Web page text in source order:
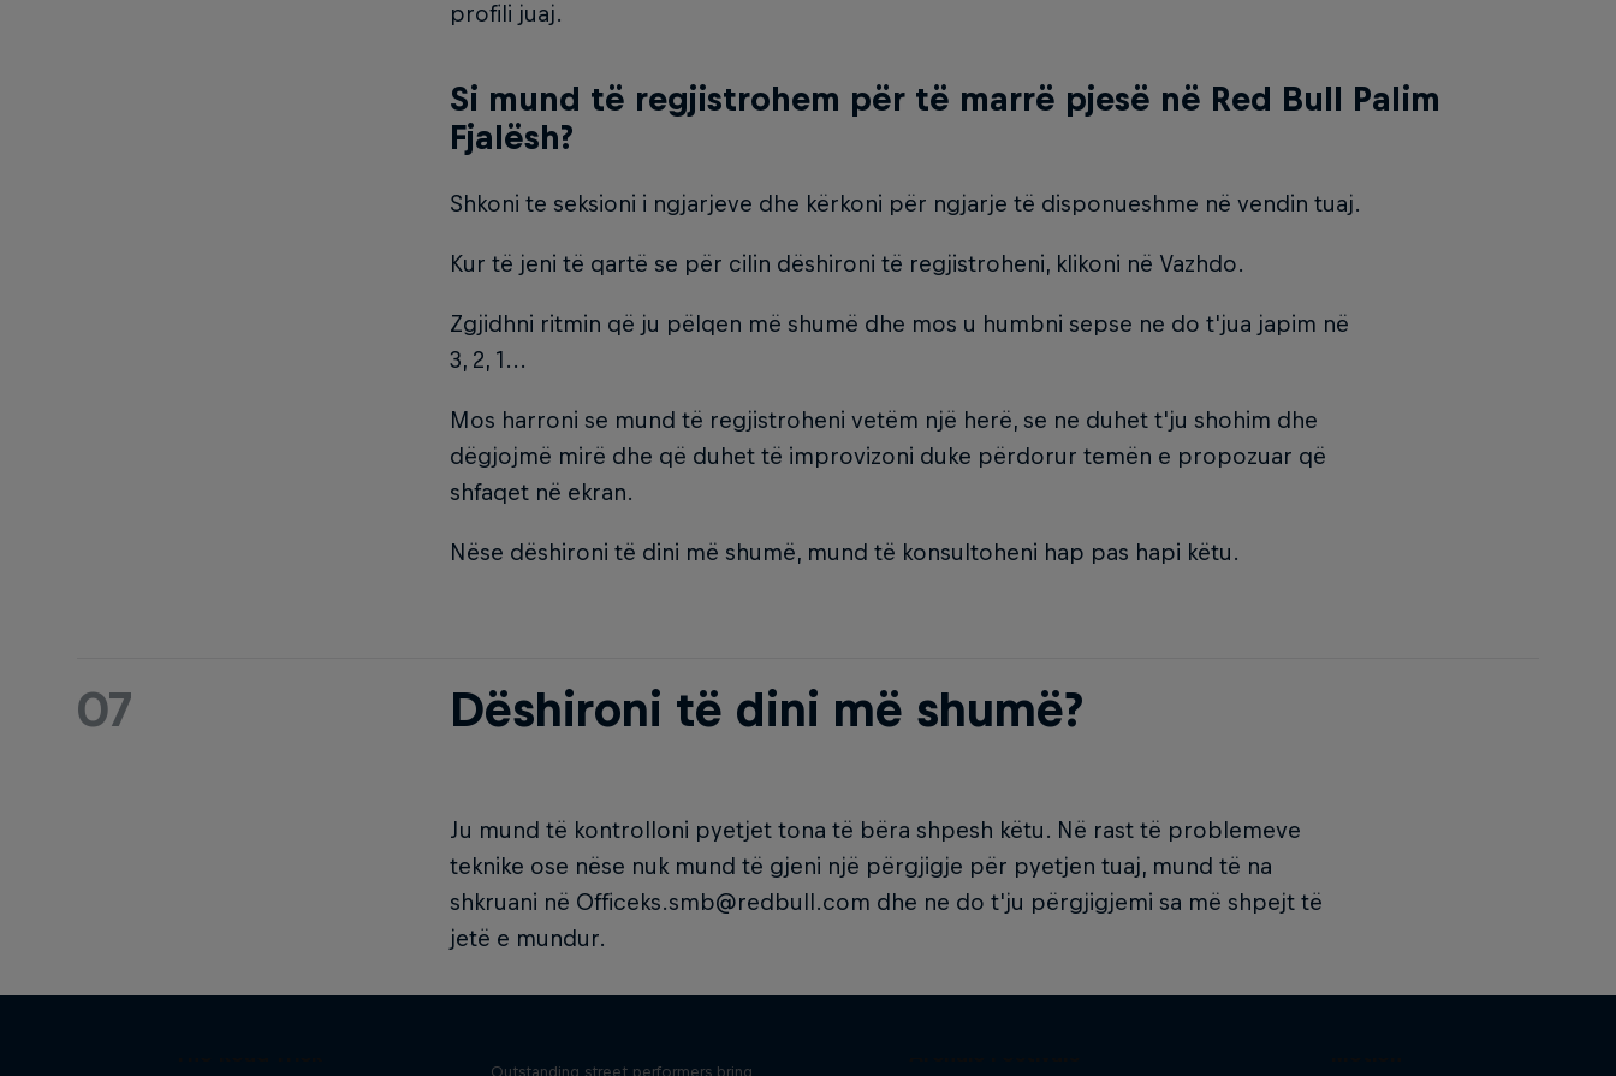
profili juaj.
Si mund të regjistrohem për të marrë pjesë në Red Bull Palim
Fjalësh?
Shkoni te seksioni i ngjarjeve dhe kërkoni për ngjarje të disponueshme në vendin tuaj.​
Kur të jeni të qartë se për cilin dëshironi të regjistroheni, klikoni në Vazhdo.​
Zgjidhni ritmin që ju pëlqen më shumë dhe mos u humbni sepse ne do t'jua japim në
3, 2, 1...
Mos harroni se mund të regjistroheni vetëm një herë, se ne duhet t'ju shohim dhe
dëgjojmë mirë dhe që duhet të improvizoni duke përdorur temën e propozuar që
shfaqet në ekran.
Nëse dëshironi të dini më shumë, mund të konsultoheni hap pas hapi këtu.
07 Dëshironi të dini më shumë?
Ju mund të kontrolloni pyetjet tona të bëra shpesh këtu. Në rast të problemeve
teknike ose nëse nuk mund të gjeni një përgjigje për pyetjen tuaj, mund të na
shkruani në Officeks.smb@redbull.com dhe ne do t'ju përgjigjemi sa më shpejt të
jetë e mundur.
Outstanding street performers bring